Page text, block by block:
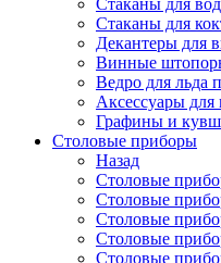
Стаканы для
Стаканы для
Декантеры для
Винные
Ведро для льда
Аксессуары для
Графины и
Столовые приборы
Назад
Столовые
Столовые
Столовые
Столовые
Столовые